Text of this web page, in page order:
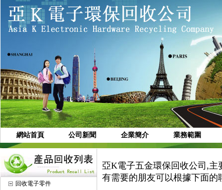
網站首頁 公司新聞 企業簡介 業務範圍
回收電子零件
亞K電子五金環保回收公司,主
有需要的朋友可以根據下面